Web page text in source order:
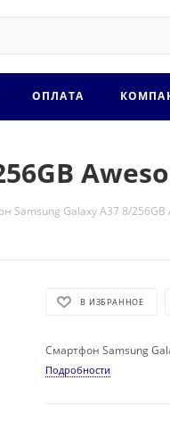
ОПЛАТА
Samsung Galaxy A37 8/
В ИЗБРАННОЕ
Смартфон Samsung
Подробности